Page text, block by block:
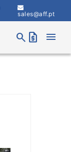
sales@aff.pt
search request_quote menu